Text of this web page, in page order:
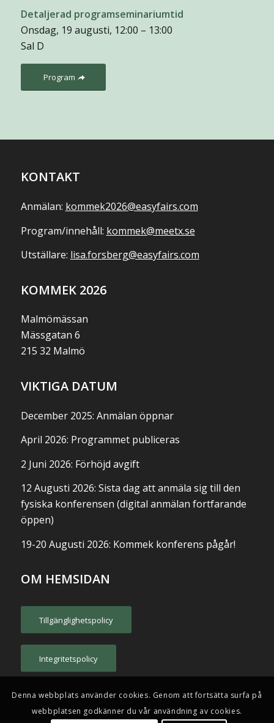
Detaljerad programseminariumtid
Onsdag, 19 augusti, 12:00 – 13:00
Sal D
Program
KONTAKT
Anmälan: kommek2026@easyfairs.com
Program/innehåll: kommek@meetx.se
Utställare: lisa.forsberg@easyfairs.com
KOMMEK 2026
Malmömässan
Mässgatan 6
215 32 Malmö
VIKTIGA DATUM
December 2025: Anmälan öppnar
April 2026: Programmet publiceras
2 Juni 2026: Förhöjd avgift
12 Augusti 2026: Sista dag att anmäla sig till den
fysiska konferensen (digital anmälan fortfarande
öppen)
19-20 Augusti 2026: Kommek konferens pågår!
OM HEMSIDAN
Tillgänglighetspolicy
Integritetspolicy
Denna webbplats använder cookies. Genom att fortsätta surfa på
webbplatsen godkänner du vår användning av cookies.